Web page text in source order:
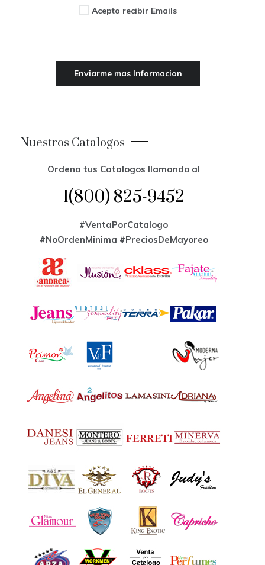
Acepto recibir Emails
Nuestros Catalogos
Ordena tus Catalogos llamando al
1(800) 825-9452
#VentaPorCatalogo
#NoOrdenMinima #PreciosDeMayoreo